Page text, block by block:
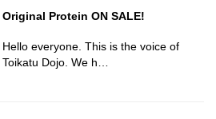
Original Protein ON SALE!
Hello everyone. This is the voice of
Toikatu Dojo. We h…